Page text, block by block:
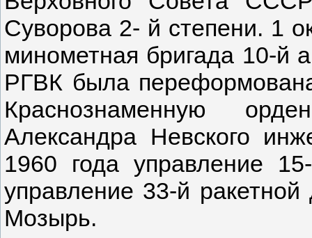
Суворова 2- й степени. 1
минометная бригада 10-й
РГВК была
Краснознаменную
Александра Невского
1960 года управление
управление 33-й
Мозырь.